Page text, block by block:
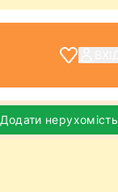
Додати нерухомість